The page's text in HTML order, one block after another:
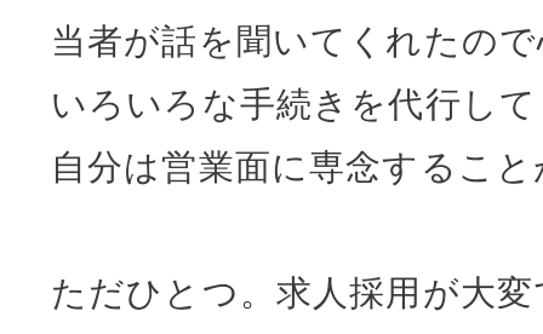
当者が話を聞いてくれたの
いろいろな手続きを代行し
自分は営業面に専念するこ
ただひとつ。求人採用が大